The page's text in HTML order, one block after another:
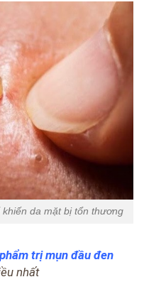
da mặt bị tổn thương
trị mụn đầu đen
nhất